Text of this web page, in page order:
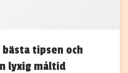
tipsen och
lyxig måltid